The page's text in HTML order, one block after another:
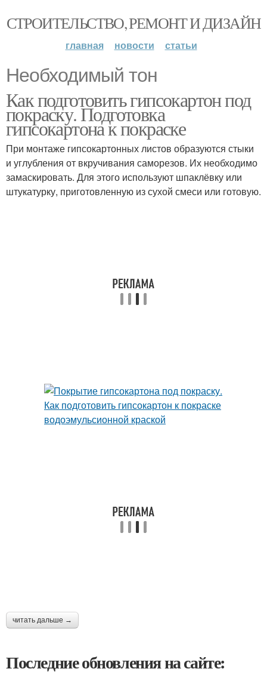
СТРОИТЕЛЬСТВО, РЕМОНТ И ДИЗАЙН
главная новости статьи
Необходимый тон
Как подготовить гипсокартон под
покраску. Подготовка
гипсокартона к покраске
При монтаже гипсокартонных листов образуются стыки
и углубления от вкручивания саморезов. Их необходимо
замаскировать. Для этого используют шпаклёвку или
штукатурку, приготовленную из сухой смеси или готовую.
читать дальше →
Последние обновления на сайте: